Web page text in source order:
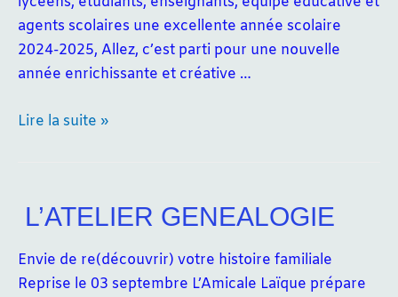
agents scolaires une excellente année scolaire
2024-2025, Allez, c’est parti pour une nouvelle
année enrichissante et créative …
Belle
Lire la suite »
​ L’ATELIER GENEALOGIE
Envie de re(découvrir) votre histoire familiale
Reprise le 03 septembre L’Amicale Laïque prépare